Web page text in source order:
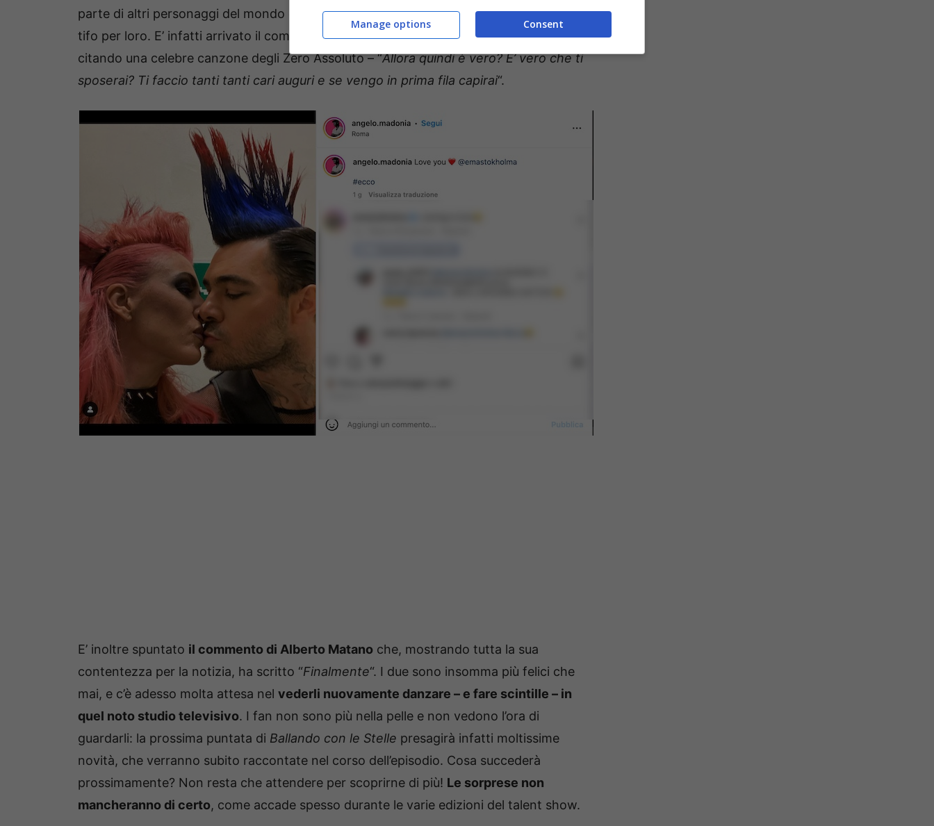
parte di altri personaggi del mondo dello spettacolo che hanno fatto – sin da subito – il
tifo per loro. E’ infatti arrivato il commento dell’amica Andrea Delogu che ha scritto –
citando una celebre canzone degli Zero Assoluto – “Allora quindi è vero? E’ vero che ti
sposerai? Ti faccio tanti tanti cari auguri e se vengo in prima fila capirai“.
E’ inoltre spuntato il commento di Alberto Matano che, mostrando tutta la sua
contentezza per la notizia, ha scritto “Finalmente“. I due sono insomma più felici che
mai, e c’è adesso molta attesa nel vederli nuovamente danzare – e fare scintille – in
quel noto studio televisivo. I fan non sono più nella pelle e non vedono l’ora di
guardarli: la prossima puntata di Ballando con le Stelle presagirà infatti moltissime
novità, che verranno subito raccontate nel corso dell’episodio. Cosa succederà
prossimamente? Non resta che attendere per scoprirne di più! Le sorprese non
mancheranno di certo, come accade spesso durante le varie edizioni del talent show.
Consent
Manage options